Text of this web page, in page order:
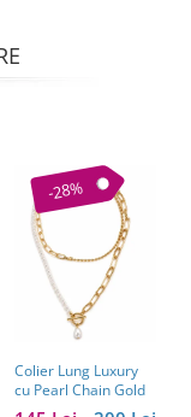
-28%
Colier Lung Luxury
cu Pearl Chain Gold